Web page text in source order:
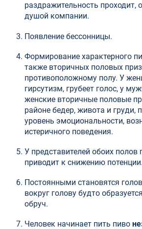
раздражительность проходит,
душой компании.
Появление бессонницы.
Формирование характерного
также вторичных половых
противоположному полу. У
гирсутизм, грубеет голос, у
женские вторичные половые
районе бедер, живота и груди,
уровень эмоциональности,
истеричного поведения.
У представителей обоих полов
приводит к снижению потенции.
Постоянными становятся
вокруг голову будто
обруч.
Человек начинает пить пиво